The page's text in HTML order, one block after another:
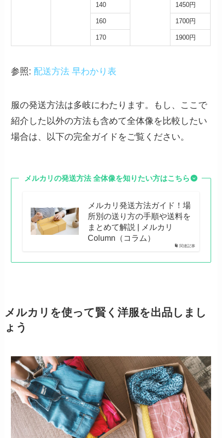
140 1450円
160 1700円
170 1900円
参照: 配送方法 早わかり表
服の発送方法は多岐にわたります。もし、ここで
紹介した以外の方法も含めて全体像を比較したい
場合は、以下の完全ガイドをご覧ください。
メルカリの発送方法全体像を知りたい方はこちら
関連記事
メルカリ発送方法ガイド！場
所別の送り方の手順や送料を
まとめて解説 | メルカリ
Column（コラム）
メルカリを使って賢く洋服を出品しまし
ょう